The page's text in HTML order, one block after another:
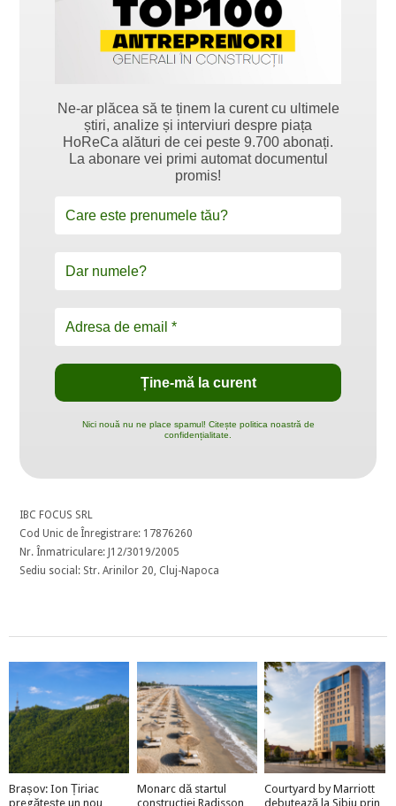
Ne-ar plăcea să te ținem la curent cu ultimele
știri, analize și interviuri despre piața
HoReCa alături de cei peste 9.700 abonați.
La abonare vei primi automat documentul
promis!
Nici nouă nu ne place spamul! Citește politica noastră de
confidențialitate.
IBC FOCUS SRL
Cod Unic de Înregistrare: 17876260
Nr. Înmatriculare: J12/3019/2005
Sediu social: Str. Arinilor 20, Cluj-Napoca
Brașov: Ion Țiriac
pregătește un nou
Monarc dă startul
construcției Radisson
Courtyard by Marriott
debutează la Sibiu prin